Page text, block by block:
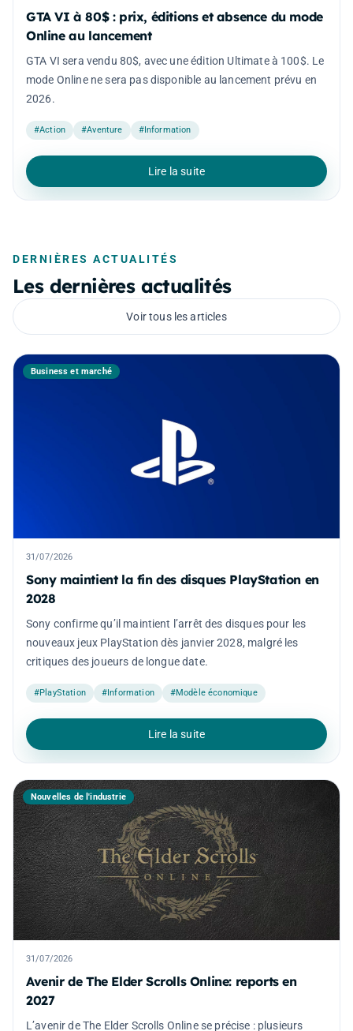
GTA VI à 80$ : prix, éditions et absence du mode
Online au lancement
GTA VI sera vendu 80$, avec une édition Ultimate à 100$. Le
mode Online ne sera pas disponible au lancement prévu en
2026.
#Action #Aventure #Information
Lire la suite
DERNIÈRES ACTUALITÉS
Les dernières actualités
Voir tous les articles
Business et marché
31/07/2026
Sony maintient la fin des disques PlayStation en
2028
Sony confirme qu’il maintient l’arrêt des disques pour les
nouveaux jeux PlayStation dès janvier 2028, malgré les
critiques des joueurs de longue date.
#PlayStation #Information #Modèle économique
Lire la suite
Nouvelles de l'industrie
31/07/2026
Avenir de The Elder Scrolls Online: reports en
2027
L’avenir de The Elder Scrolls Online se précise : plusieurs